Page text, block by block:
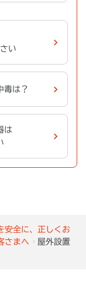
安全に、正しくお
さまへ
屋外設置
い
毒は？
は